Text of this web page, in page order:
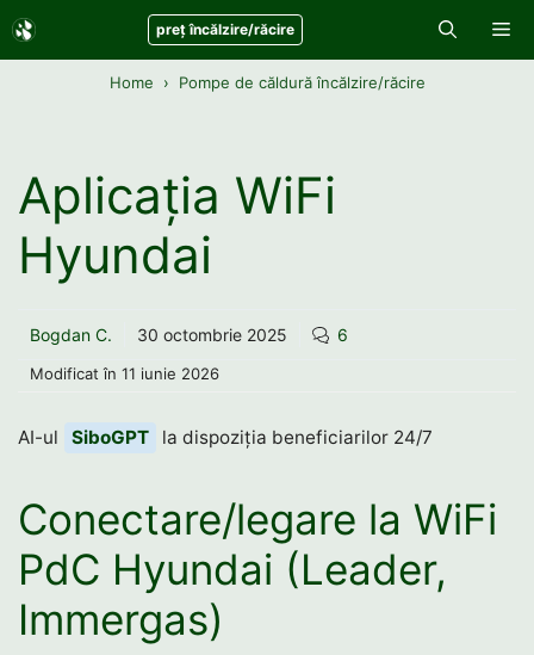
Sari
la
preț încălzire/răcire
Home Pompe de căldură încălzire/răcire
Aplicația WiFi
Hyundai
Bogdan C. 30 octombrie 2025 6
Modificat în 11 iunie 2026
AI-ul SiboGPT la dispoziția beneficiarilor 24/7
Conectare/legare la WiFi
PdC Hyundai (Leader,
Immergas)